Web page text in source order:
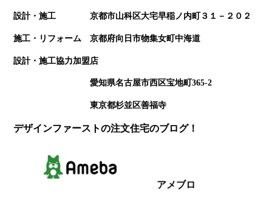
設計・施工 京都市山科区大宅早稲ノ内町３１－２０２
施工・リフォーム 京都府向日市物集女町中海道
設計・施工協力加盟店
愛知県名古屋市西区宝地町365-2
東京都杉並区善福寺
デザインファーストの注文住宅のブログ！
アメブロ